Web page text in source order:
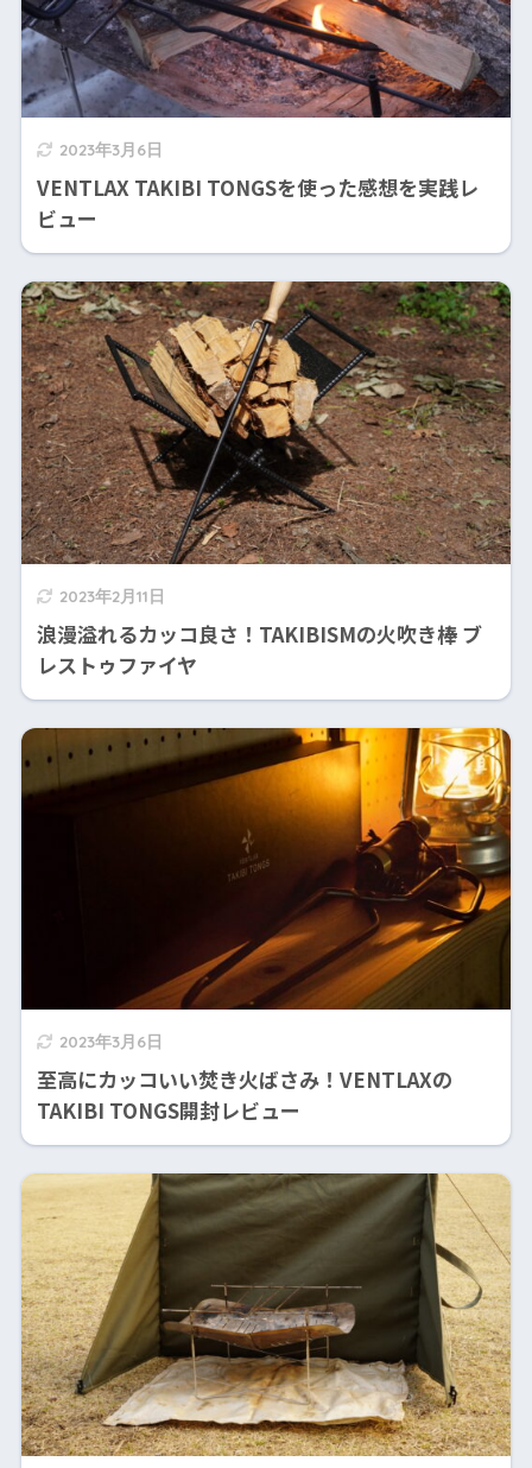
2023年3月6日
VENTLAX TAKIBI TONGSを使った感想を実践レ
ビュー
2023年2月11日
浪漫溢れるカッコ良さ！TAKIBISMの火吹き棒 ブ
レストゥファイヤ
2023年3月6日
至高にカッコいい焚き火ばさみ！VENTLAXの
TAKIBI TONGS開封レビュー